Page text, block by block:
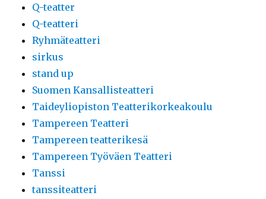
Q-teatter
Q-teatteri
Ryhmäteatteri
sirkus
stand up
Suomen Kansallisteatteri
Taideyliopiston Teatterikorkeakoulu
Tampereen Teatteri
Tampereen teatterikesä
Tampereen Työväen Teatteri
Tanssi
tanssiteatteri